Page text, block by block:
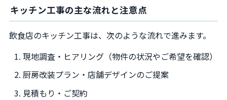
キッチン工事の主な流れと注意点
飲食店のキッチン工事は、次のような流れで進みます。
現地調査・ヒアリング（物件の状況やご希望を確認）
厨房改装プラン・店舗デザインのご提案
見積もり・ご契約